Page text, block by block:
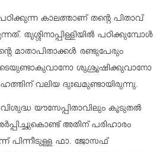
കാലത്താണ് തന്റെ പിതാവ്
തൃശ്ശിനാപ്പിള്ളിയിൽ പഠിക്കുമ്പോൾ
മാതാപിതാക്കൾ രണ്ടുപേരും
ശുശ്രൂഷിക്കുവാനോ
വലിയ ദുഃഖമുണ്ടായിരുന്നു.
വിശുദ്ധ യൗസേപ്പിതാവിലും കൂടുതൽ
അതിന് പരിഹാരം
പിന്നീടുള്ള ഫാ. ജോസഫ്